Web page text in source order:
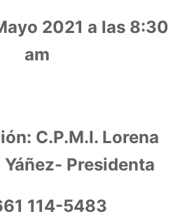
2021 a las 8:30
am
C.P.M.I. Lorena
Presidenta
114-5483